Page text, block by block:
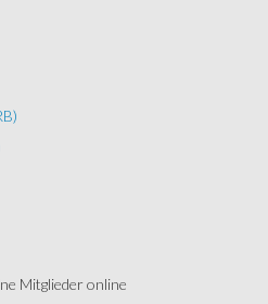
Mitglieder online